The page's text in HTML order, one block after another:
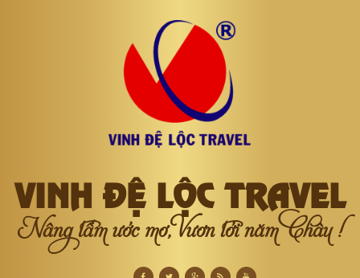
VINH ĐỆ LỘC TRAVEL
Nâng tầm ước mơ, Vươn tới năm Châu !